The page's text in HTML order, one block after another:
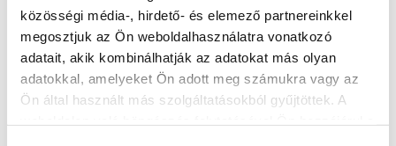
közösségi média-, hirdető- és elemező partnereinkkel
megosztjuk az Ön weboldalhasználatra vonatkozó
adatait, akik kombinálhatják az adatokat más olyan
adatokkal, amelyeket Ön adott meg számukra vagy az
Ön által használt más szolgáltatásokból gyűjtöttek. A
Weboldal
http://siofokiapartmanok.hu/
További szálláshelyek